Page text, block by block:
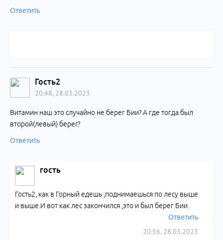
Ответить
Гость2
20:48, 28.03.2023
Витамин наш это случайно не берег Бии? А где тогда был
второй(левый) берег?
Ответить
гость
20:56, 28.03.2023
Гость2, как в Горный едешь ,поднимаешься по лесу выше
и выше.И вот как лес закончился ,это и был берег Бии.
Ответить